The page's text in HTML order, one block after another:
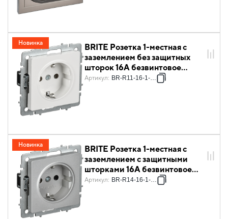
BRITE Розетка 1-местная с
заземлением без защитных
шторок 16А безвинтовое
крепление РС21-1-0-БрБ
Артикул: BR-R11-16-1-K01
Новинка
BRITE Розетка 1-местная с
заземлением с защитными
шторками 16А безвинтовое
крепление РС24-1-0-БрА
Артикул: BR-R14-16-1-K47
Новинка